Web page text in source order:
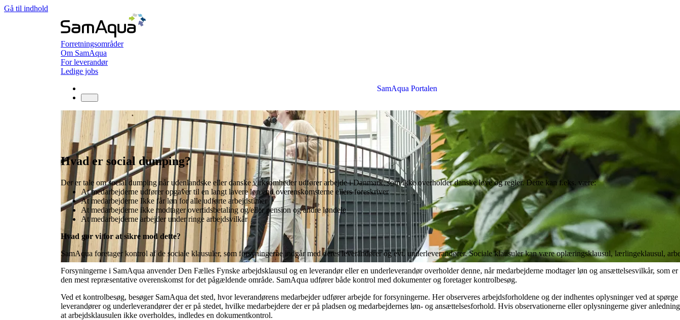
Gå til indhold
Forretningsområder
Om SamAqua
For leverandør
Ledige jobs
SamAqua Portalen
Forretningsområder
Hvad er social dumping?
Hvad er social dumping?
Der er tale om social dumping når udenlandske eller danske virksomheder udfører arbejde i Danmark, som ikke overholder danske love og regler. Dette kan f.eks. være:
At medarbejderne udfører opgaver til en langt lavere løn end overenskomsterne ellers foreskriver
At medarbejderne Ikke får løn for alle udførte arbejdstimer
At medarbejderne ikke modtager overtidsbetaling og/eller pension og andre løndele
At medarbejderne arbejder under ringe arbejdsvilkår
Hvad gør vi for at sikre mod dette?
SamAqua foretager kontrol af de sociale klausuler, som forsyningerne indgår med deres leverandører og evt. underleverandører. Sociale klausuler kan være oplæringsklausul, lærlingeklausul,
Forsyningerne i SamAqua anvender Den Fælles Fynske arbejdsklausul og en leverandør eller en underleverandør overholder denne, når medarbejderne modtager løn og ansættelsesvilkår, som er
den mest repræsentative overenskomst for det pågældende område. SamAqua udfører både kontrol med dokumenter og foretager kontrolbesøg.
Ved et kontrolbesøg, besøger SamAqua det sted, hvor leverandørens medarbejder udfører arbejde for forsyningerne. Her observeres arbejdsforholdene og der indhentes oplysninger ved at
leverandører og underleverandører der er på stedet, hvilke medarbejdere der er på pladsen og medarbejdernes løn- og ansættelsesforhold. Hvis observationerne eller oplysningerne giver
at arbejdsklausulen ikke overholdes, indledes en dokumentkontrol.